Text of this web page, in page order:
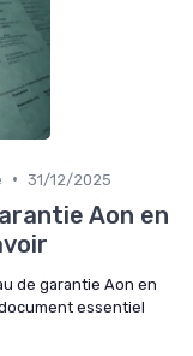
• 31/12/2025
Aon en
de garantie Aon en
essentiel